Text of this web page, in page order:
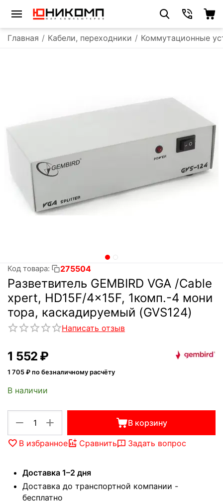
Главная / Кабели, переходники / Коммутационные
Код товара: 275504
Разветвитель GEMBIRD VGA /Cable
xpert, HD15F/4x15F, 1комп.-4 мони
тора, каскадируемый (GVS124)
Написать отзыв
1 552 ₽
1 705 ₽ по безналичному расчёту
В наличии
+
− В корзину
В избранное Сравнить Задать вопрос
Доставка 1–2 дня
Доставка до транспортной компании -
бесплатно